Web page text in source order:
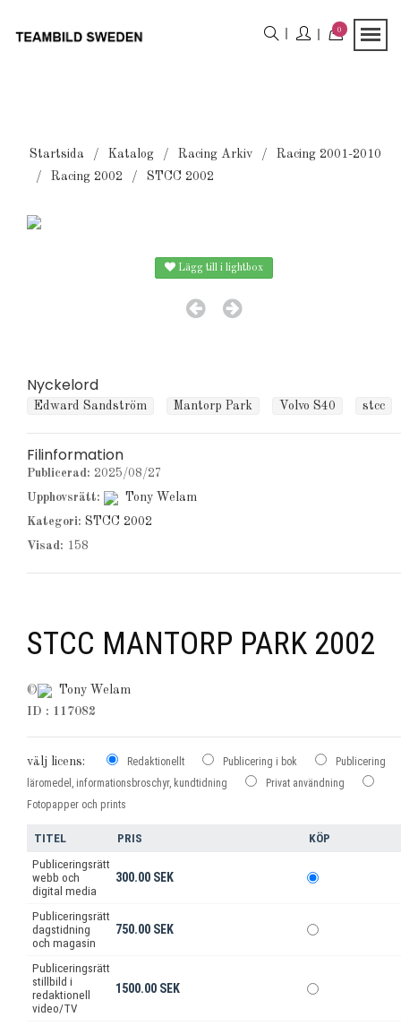
0
Startsida Katalog Racing Arkiv
Racing 2001-2010
Racing 2002
STCC 2002
Lägg till i lightbox
Nyckelord
Edward Sandström Mantorp Park Volvo S40 stcc
Filinformation
Publicerad: 2025/08/27
Upphovsrätt:
Tony Welam
Kategori: STCC 2002
Visad: 158
STCC MANTORP PARK 2002
©
Tony Welam
ID : 117082
välj licens: Redaktionellt Publicering i bok
Publicering
läromedel, informationsbroschyr, kundtidning
Privat användning
Fotopapper och prints
TITEL PRIS
KÖP
Publiceringsrätt
webb och
digital media
300.00 SEK
Publiceringsrätt
dagstidning
och magasin
750.00 SEK
Publiceringsrätt
stillbild i
redaktionell
video/TV
1500.00 SEK